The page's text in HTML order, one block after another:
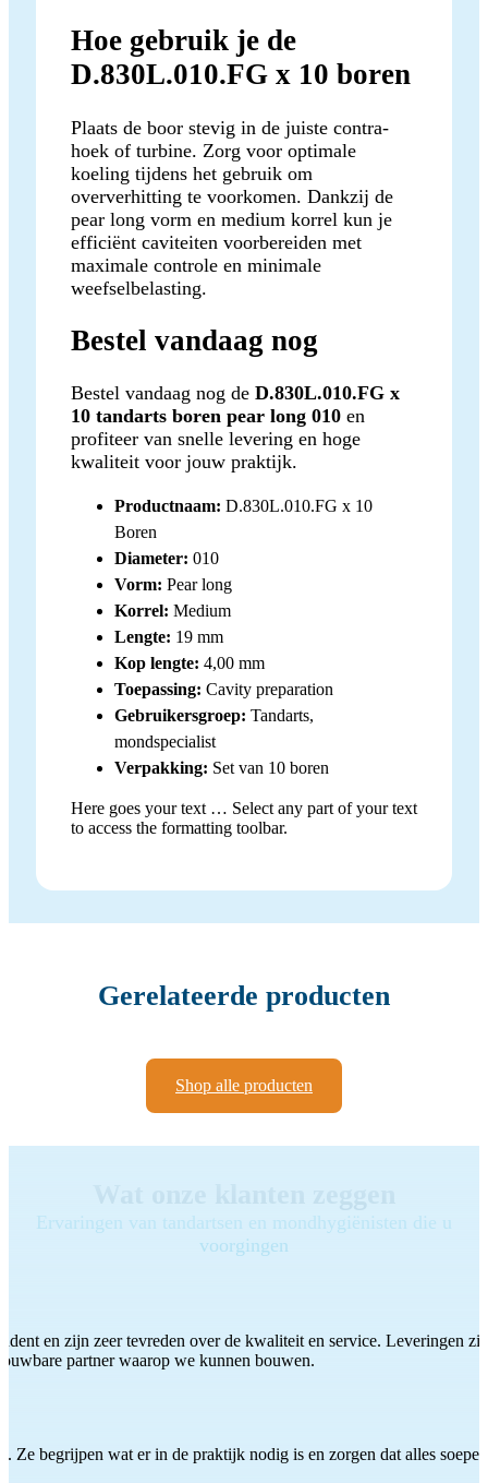
Hoe gebruik je de
D.830L.010.FG x 10 boren
Plaats de boor stevig in de juiste contra-
hoek of turbine. Zorg voor optimale
koeling tijdens het gebruik om
oververhitting te voorkomen. Dankzij de
pear long vorm en medium korrel kun je
efficiënt caviteiten voorbereiden met
maximale controle en minimale
weefselbelasting.
Bestel vandaag nog
Bestel vandaag nog de D.830L.010.FG x
10 tandarts boren pear long 010 en
profiteer van snelle levering en hoge
kwaliteit voor jouw praktijk.
Productnaam: D.830L.010.FG x 10
Boren
Diameter: 010
Vorm: Pear long
Korrel: Medium
Lengte: 19 mm
Kop lengte: 4,00 mm
Toepassing: Cavity preparation
Gebruikersgroep: Tandarts,
mondspecialist
Verpakking: Set van 10 boren
Here goes your text … Select any part of your text
to access the formatting toolbar.
Gerelateerde producten
Shop alle producten
Ervaringen van tandartsen en mondhygiënisten die u
voorgingen
en zijn zeer tevreden over de kwaliteit en service. Leveringen
partner waarop we kunnen bouwen.
Ze begrijpen wat er in de praktijk nodig is en zorgen dat alles